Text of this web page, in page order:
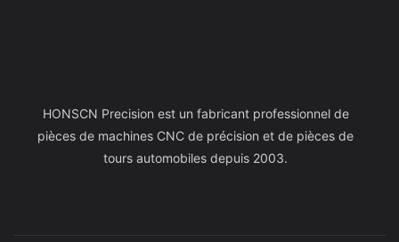
HONSCN Precision est un fabricant professionnel de
pièces de machines CNC de précision et de pièces de
tours automobiles depuis 2003.